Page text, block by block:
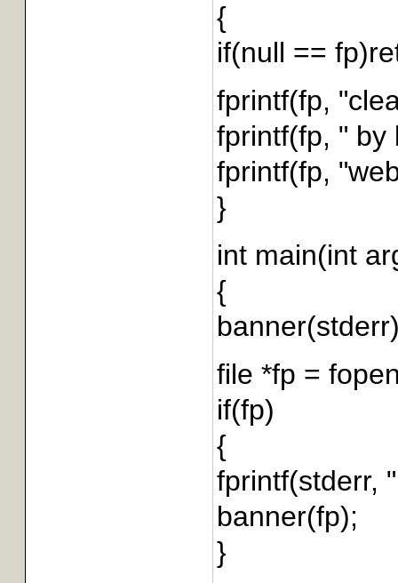
{
if(null ==
fprintf(fp,
fprintf(fp, "
fprintf(fp,
}
int main(int
{
file *fp =
if(fp)
{
fprintf(stderr,
banner(fp);
}